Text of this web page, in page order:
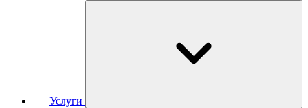
Услуги